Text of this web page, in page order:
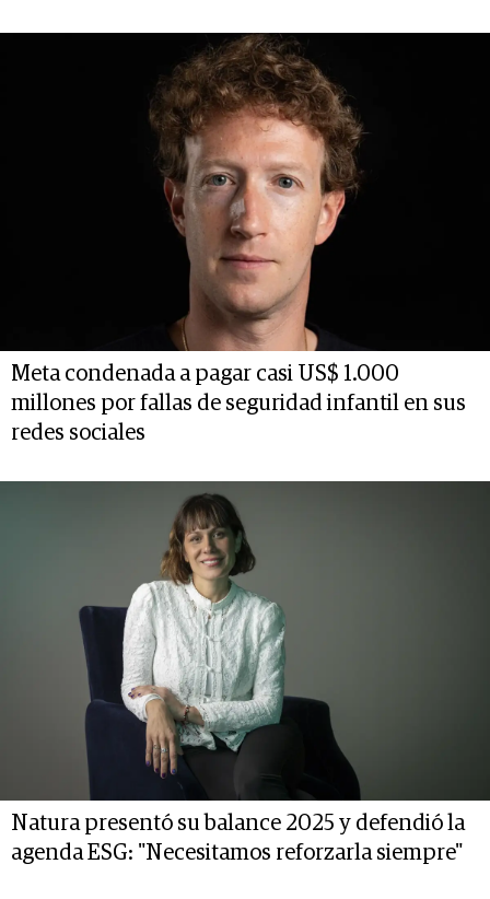
Meta condenada a pagar casi US$ 1.000
millones por fallas de seguridad infantil en sus
redes sociales
Natura presentó su balance 2025 y defendió la
agenda ESG: "Necesitamos reforzarla siempre"